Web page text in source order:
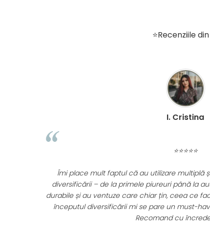
⭐Recenziile
D. Mircea
⭐⭐⭐⭐⭐
De 1 an jumate folosim caruciorul Appekids
pliabil. L-am luat cu noi peste tot, incape usor
nu am avut probleme. Recomand cu